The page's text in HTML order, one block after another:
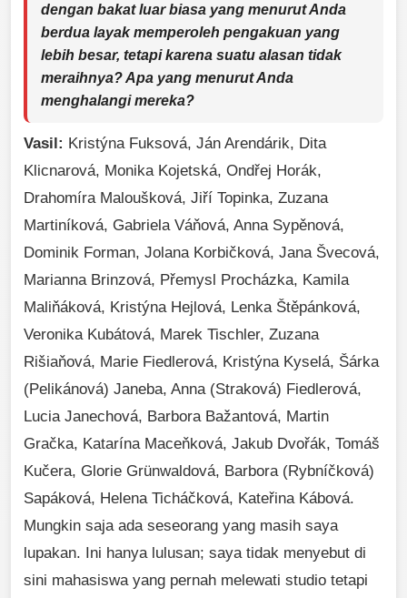
dengan bakat luar biasa yang menurut Anda
berdua layak memperoleh pengakuan yang
lebih besar, tetapi karena suatu alasan tidak
meraihnya? Apa yang menurut Anda
menghalangi mereka?
Vasil: Kristýna Fuksová, Ján Arendárik, Dita
Klicnarová, Monika Kojetská, Ondřej Horák,
Drahomíra Maloušková, Jiří Topinka, Zuzana
Martiníková, Gabriela Váňová, Anna Sypěnová,
Dominik Forman, Jolana Korbičková, Jana Švecová,
Marianna Brinzová, Přemysl Procházka, Kamila
Maliňáková, Kristýna Hejlová, Lenka Štěpánková,
Veronika Kubátová, Marek Tischler, Zuzana
Rišiaňová, Marie Fiedlerová, Kristýna Kyselá, Šárka
(Pelikánová) Janeba, Anna (Straková) Fiedlerová,
Lucia Janechová, Barbora Bažantová, Martin
Gračka, Katarína Maceňková, Jakub Dvořák, Tomáš
Kučera, Glorie Grünwaldová, Barbora (Rybníčková)
Sapáková, Helena Ticháčková, Kateřina Kábová.
Mungkin saja ada seseorang yang masih saya
lupakan. Ini hanya lulusan; saya tidak menyebut di
sini mahasiswa yang pernah melewati studio tetapi